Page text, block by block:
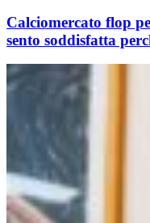
Calciomercato flop
sento soddisfatta